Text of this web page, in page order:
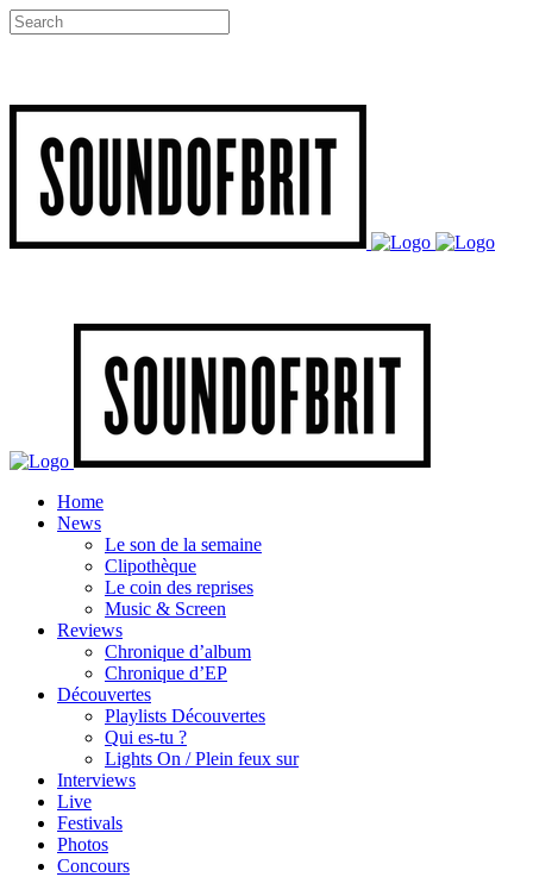
Home
News
Le son de la semaine
Clipothèque
Le coin des reprises
Music & Screen
Reviews
Chronique d’album
Chronique d’EP
Découvertes
Playlists Découvertes
Qui es-tu ?
Lights On / Plein feux sur
Interviews
Live
Festivals
Photos
Concours